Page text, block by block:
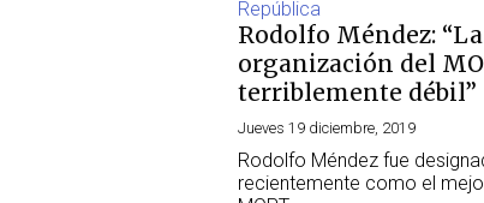
Rodolfo Méndez: “La
organización del
terriblemente débil”
Jueves 19 diciembre, 2019
Rodolfo Méndez fue
recientemente como el